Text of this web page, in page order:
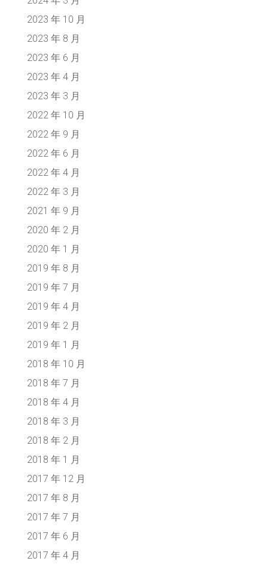
2023 年 10 月
2023 年 8 月
2023 年 6 月
2023 年 4 月
2023 年 3 月
2022 年 10 月
2022 年 9 月
2022 年 6 月
2022 年 4 月
2022 年 3 月
2021 年 9 月
2020 年 2 月
2020 年 1 月
2019 年 8 月
2019 年 7 月
2019 年 4 月
2019 年 2 月
2019 年 1 月
2018 年 10 月
2018 年 7 月
2018 年 4 月
2018 年 3 月
2018 年 2 月
2018 年 1 月
2017 年 12 月
2017 年 8 月
2017 年 7 月
2017 年 6 月
2017 年 4 月